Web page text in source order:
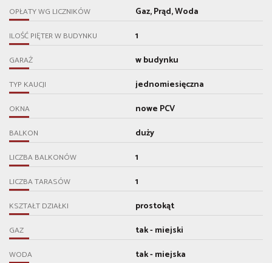
OPŁATY WG LICZNIKÓW Gaz, Prąd, Woda
ILOŚĆ PIĘTER W BUDYNKU 1
GARAŻ w budynku
TYP KAUCJI jednomiesięczna
OKNA nowe PCV
BALKON duży
LICZBA BALKONÓW 1
LICZBA TARASÓW 1
KSZTAŁT DZIAŁKI prostokąt
GAZ tak - miejski
WODA tak - miejska